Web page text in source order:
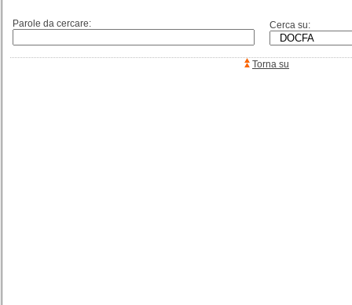
Parole da cercare: Cerca su:
Torna su